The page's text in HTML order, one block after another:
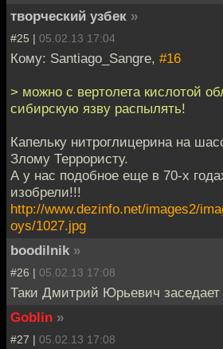
творческий узбек »
#25 | 05.02.13 17:04
Кому: Santiago_Sangre, #16
> можно с вертолета кислотой
сибирскую язву распылять!
Капельку нитроглицерина на
Злому Террористу.
А у нас подобное еще в 70-х
изобрели!!!
http://www.dezinfo.net/images2/
oys/1027.jpg
boodilnik »
#26 | 05.02.13 17:08
Таки Дмитрий Юрьевич заседает
Goblin »
#27 | 05.02.13 17:08